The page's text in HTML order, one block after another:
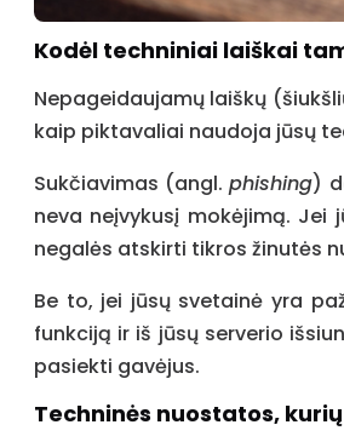
Kodėl techniniai laiškai
Nepageidaujamų laiškų
kaip piktavaliai naudoja jūsų
Sukčiavimas (angl.phishing)
neva neįvykusį mokėjimą. Jei
negalės atskirti tikros žinutės
Be to, jei jūsų svetainė yra
funkciją ir iš jūsų serverio
pasiekti gavėjus.
Techninės nuostatos, kurių